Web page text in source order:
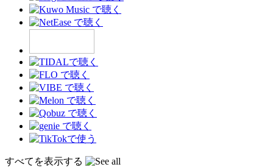
すべてを表示する